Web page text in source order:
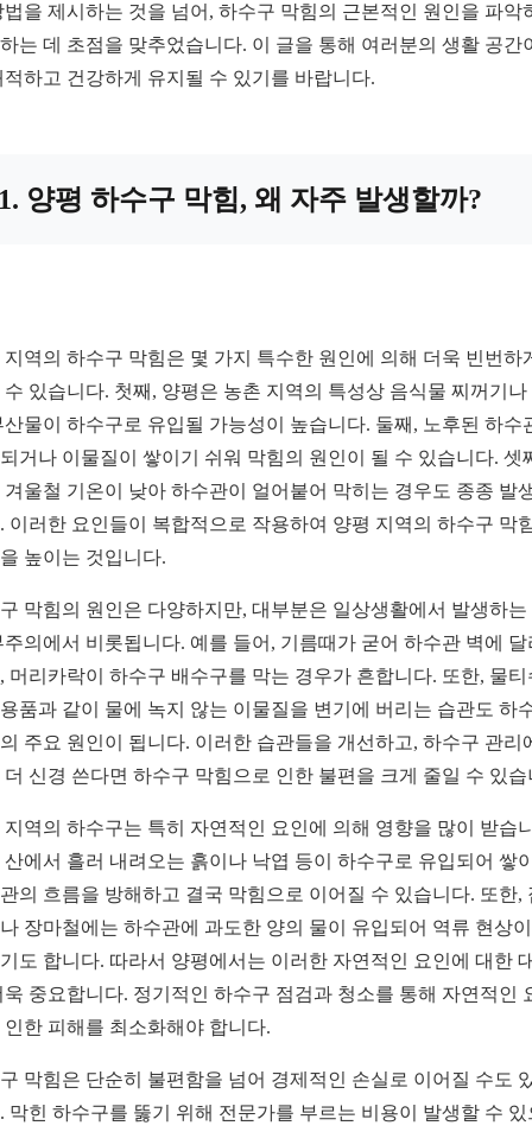
법을 제시하는 것을 넘어, 하수구 막힘의 근본적인 원인을 파악
는 데 초점을 맞추었습니다. 이 글을 통해 여러분의 생활 공간
적하고 건강하게 유지될 수 있기를 바랍니다.
양평 하수구 막힘, 왜 자주 발생할까?
지역의 하수구 막힘은 몇 가지 특수한 원인에 의해 더욱 빈번하
수 있습니다. 첫째, 양평은 농촌 지역의 특성상 음식물 찌꺼기나
산물이 하수구로 유입될 가능성이 높습니다. 둘째, 노후된 하수
거나 이물질이 쌓이기 쉬워 막힘의 원인이 될 수 있습니다. 셋
겨울철 기온이 낮아 하수관이 얼어붙어 막히는 경우도 종종 발
이러한 요인들이 복합적으로 작용하여 양평 지역의 하수구 막
높이는 것입니다.
막힘의 원인은 다양하지만, 대부분은 일상생활에서 발생하는
주의에서 비롯됩니다. 예를 들어, 기름때가 굳어 하수관 벽에 달
머리카락이 하수구 배수구를 막는 경우가 흔합니다. 또한, 물티
품과 같이 물에 녹지 않는 이물질을 변기에 버리는 습관도 하
주요 원인이 됩니다. 이러한 습관들을 개선하고, 하수구 관리
더 신경 쓴다면 하수구 막힘으로 인한 불편을 크게 줄일 수 있습
지역의 하수구는 특히 자연적인 요인에 의해 영향을 많이 받습
산에서 흘러 내려오는 흙이나 낙엽 등이 하수구로 유입되어 쌓
의 흐름을 방해하고 결국 막힘으로 이어질 수 있습니다. 또한,
장마철에는 하수관에 과도한 양의 물이 유입되어 역류 현상
도 합니다. 따라서 양평에서는 이러한 자연적인 요인에 대한
욱 중요합니다. 정기적인 하수구 점검과 청소를 통해 자연적인
인한 피해를 최소화해야 합니다.
막힘은 단순히 불편함을 넘어 경제적인 손실로 이어질 수도
막힌 하수구를 뚫기 위해 전문가를 부르는 비용이 발생할 수 있